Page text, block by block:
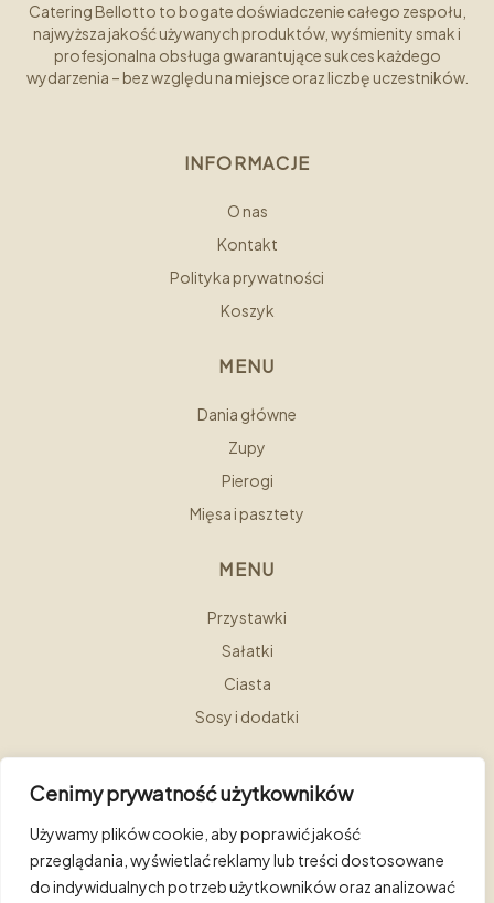
Cenimy prywatność użytkowników
Używamy plików cookie, aby poprawić jakość
przeglądania, wyświetlać reklamy lub treści dostosowane
do indywidualnych potrzeb użytkowników oraz analizować
Catering Bellotto to bogate doświadczenie całego zespołu,
najwyższa jakość używanych produktów, wyśmienity smak i
profesjonalna obsługa gwarantujące sukces każdego
wydarzenia – bez względu na miejsce oraz liczbę uczestników.
INFORMACJE
O nas
Kontakt
Polityka prywatności
Koszyk
MENU
Dania główne
Zupy
Pierogi
Mięsa i pasztety
MENU
Przystawki
Sałatki
Ciasta
Sosy i dodatki
Copyright © 2025 Hotel Bellotto. Wszystkie prawa